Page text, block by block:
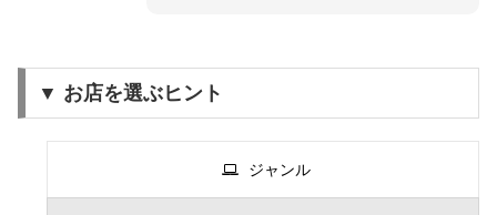
▼ お店を選ぶヒント
ジャンル